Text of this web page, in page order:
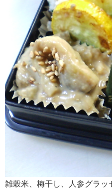
雑穀米、梅干し、人参グラッ